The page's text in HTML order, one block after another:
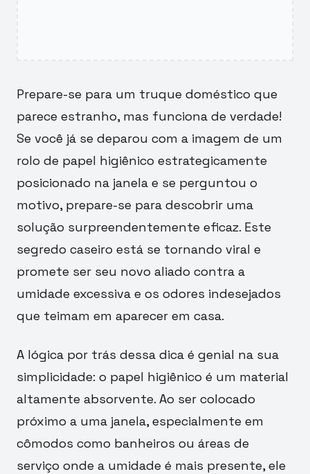
Prepare-se para um truque doméstico que
parece estranho, mas funciona de verdade!
Se você já se deparou com a imagem de um
rolo de papel higiênico estrategicamente
posicionado na janela e se perguntou o
motivo, prepare-se para descobrir uma
solução surpreendentemente eficaz. Este
segredo caseiro está se tornando viral e
promete ser seu novo aliado contra a
umidade excessiva e os odores indesejados
que teimam em aparecer em casa.
A lógica por trás dessa dica é genial na sua
simplicidade: o papel higiênico é um material
altamente absorvente. Ao ser colocado
próximo a uma janela, especialmente em
cômodos como banheiros ou áreas de
serviço onde a umidade é mais presente, ele